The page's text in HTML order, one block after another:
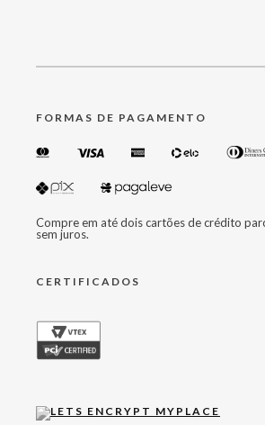
FORMAS DE PAGAMENTO
Compre em até dois cartões de crédito
sem juros.
CERTIFICADOS